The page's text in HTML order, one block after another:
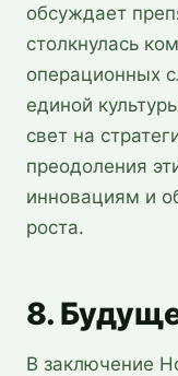
обсуждает
столкнулась
операционных
единой
свет на
преодоления
инновациям и
роста.
8.
В заключение